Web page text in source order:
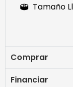
Tamaño
Comprar
Financiar